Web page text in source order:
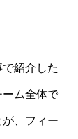
紹介した
ーム全体で
、フィー